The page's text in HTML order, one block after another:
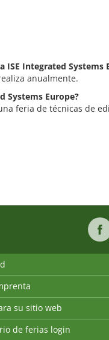
ISE Integrated Systems
anualmente.
Systems Europe?
feria de técnicas de
su sitio web
de ferias login